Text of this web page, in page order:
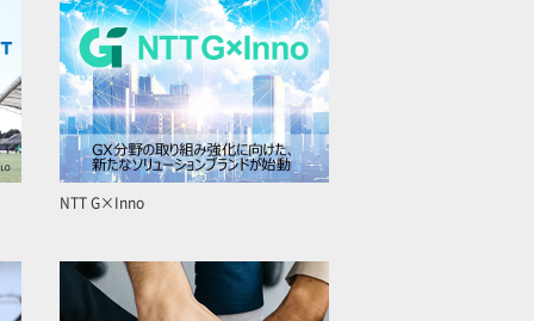
NTT G×Inno